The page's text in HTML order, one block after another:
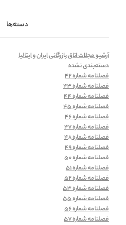
دسته‌ها
آرشیو مجلات اتاق بازرگانی ایران و ایتالیا
دسته‌بندی نشده
فصلنامه شماره 42
فصلنامه شماره 43
فصلنامه شماره 44
فصلنامه شماره 45
فصلنامه شماره 46
فصلنامه شماره 47
فصلنامه شماره 48
فصلنامه شماره 49
فصلنامه شماره 50
فصلنامه شماره 51
فصلنامه شماره 52
فصلنامه شماره 53
فصلنامه شماره 55
فصلنامه شماره 56
فصلنامه شماره 57